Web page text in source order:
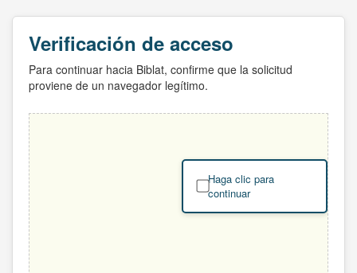
Verificación de acceso
Para continuar hacia Biblat, confirme que la solicitud
proviene de un navegador legítimo.
Haga clic para
continuar